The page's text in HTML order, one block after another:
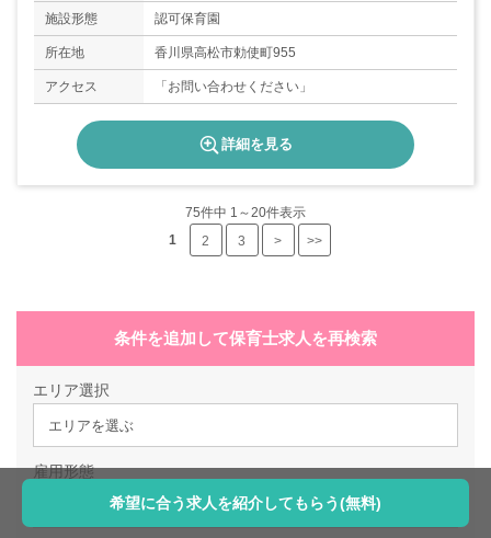
施設形態 認可保育園
所在地 香川県高松市勅使町955
アクセス 「お問い合わせください」
詳細を見る
75件中 1～20件表示
1
2 3 > >>
希望に合う求人を紹介してもらう(無料)
条件を追加して保育士求人を再検索
エリア選択
エリアを選ぶ
雇用形態